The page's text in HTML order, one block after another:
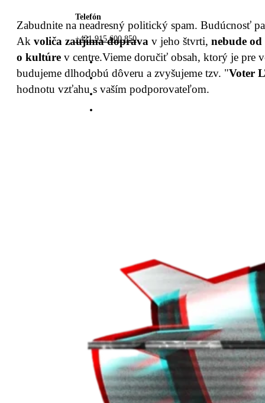
Telefón
+421 915 600 850
Zabudnite na neadresný politický spam. Budúcnosť
Ak voliča zaujíma doprava v jeho štvrti, nebude
o kultúre v centre.Vieme doručiť obsah, ktorý je pre
budujeme dlhodobú dôveru a zvyšujeme tzv. "Voter
hodnotu vzťahu s vaším podporovateľom.